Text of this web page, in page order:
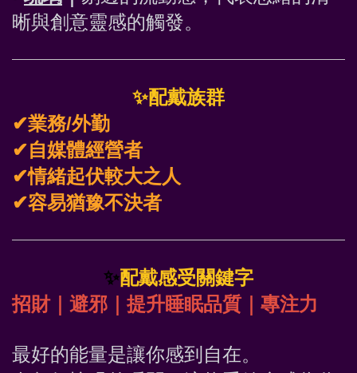
晰與創意靈感的觸發。
✨配戴族群
✔業務/外勤
✔自媒體經營者
✔情緒起伏較大之人
✔容易猶豫不決者
✨配戴感受關鍵字
招財｜避邪｜提升睡眠品質｜專注力
最好的能量是讓你感到自在。